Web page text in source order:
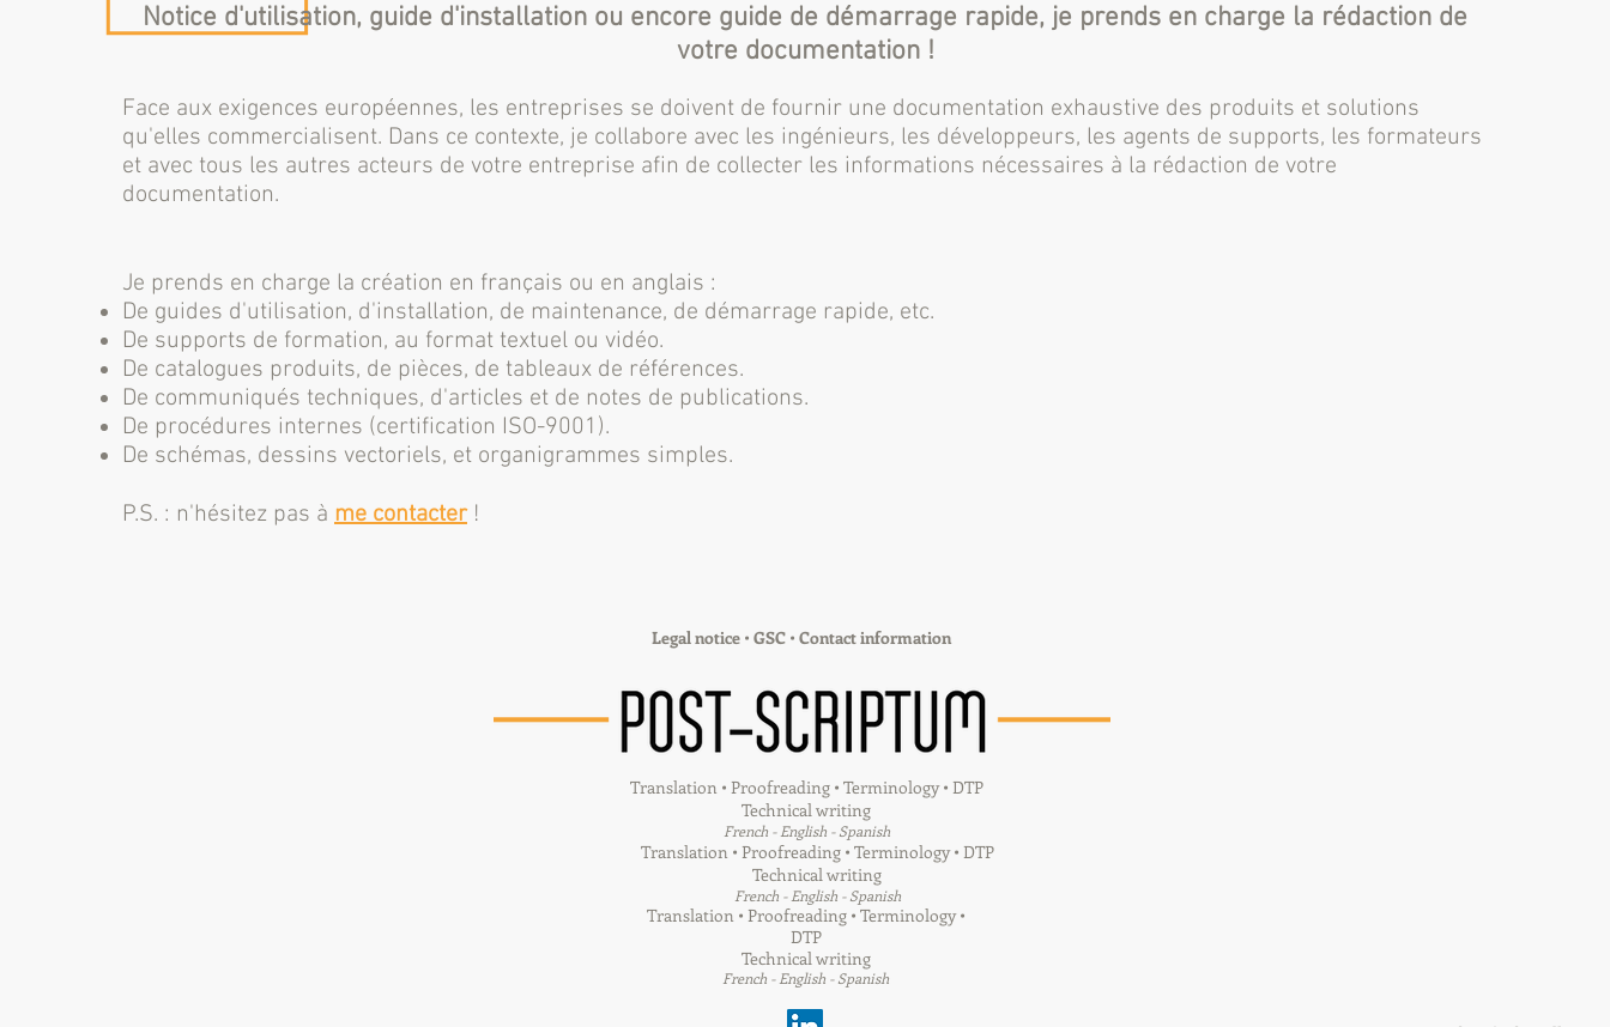
Notice d'utilisation, guide d'installation ou encore guide de démarrage rapide, je prends en charge la rédaction de
votre documentation !
Face aux exigences européennes, les entreprises se doivent de fournir une documentation exhaustive des produits et solutions
qu'elles commercialisent. Dans ce contexte, je collabore avec les ingénieurs, les développeurs, les agents de supports, les formateurs
et avec tous les autres acteurs de votre entreprise afin de collecter les informations nécessaires à la rédaction de votre
documentation.
Je prends en charge la création en français ou en anglais :
De guides d'utilisation, d'installation, de maintenance, de démarrage rapide, etc.
De supports de formation, au format textuel ou vidéo.
De catalogues produits, de pièces, de tableaux de références.
De communiqués techniques, d'articles et de notes de publications.
De procédures internes (certification ISO-9001).
De schémas, dessins vectoriels, et organigrammes simples.
P.S. : n'hésitez pas à mecontacter !
Legal notice • GSC • Contact information
Translation • Proofreading • Terminology • DTP
Technical writing
French - English - Spanish
Translation • Proofreading • Terminology • DTP
Technical writing
French - English - Spanish
Translation • Proofreading • Terminology •
DTP
Technical writing
French - English - Spanish